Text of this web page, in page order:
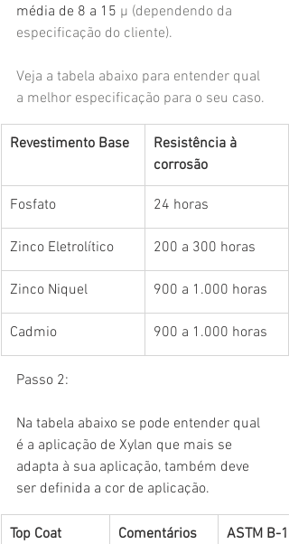
média de 8 a 15 µ (dependendo da
especificação do cliente).
Veja a tabela abaixo para entender qual
a melhor especificação para o seu caso.
Revestimento Base
Resistência à
corrosão
Fosfato 24 horas
Zinco Eletrolítico 200 a 300 horas
Zinco Niquel 900 a 1.000 horas
Cadmio 900 a 1.000 horas
Passo 2:
Na tabela abaixo se pode entender qual
é a aplicação de Xylan que mais se
adapta à sua aplicação, também deve
ser definida a cor de aplicação.
Top Coat Comentários
ASTM B-